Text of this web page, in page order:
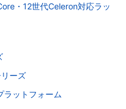
・12世代Celeron対応ラッ
ーズ
ラットフォーム